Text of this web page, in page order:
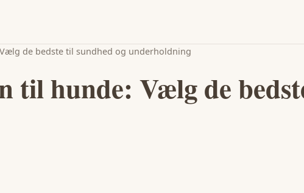
de bedste til sundhed og underholdning
til hunde: Vælg de